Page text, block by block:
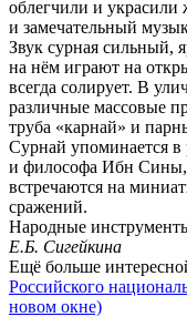
облегчили и
и замечательный
Звук сурная сильный,
на нём играют на
всегда солирует. В
различные массовые
труба «карнай» и
Сурнай упоминается в
и философа Ибн Сины,
встречаются на
сражений.
Народные
Е.Б. Сигейкина
Ещё больше
Российского
новом окне)